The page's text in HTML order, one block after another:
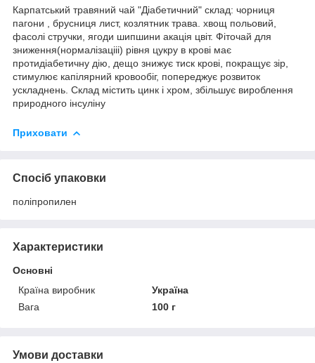
Карпатський травяний чай "Діабетичний" склад: чорниця
пагони , брусниця лист, козлятник трава. хвощ польовий,
фасолі стручки, ягоди шипшини акація цвіт. Фіточай для
зниження(нормалізацііі) рівня цукру в крові має
протидіабетичну дію, дещо знижує тиск крові, покращує зір,
стимулює капілярний кровообіг, попереджує розвиток
ускладнень. Склад містить цинк і хром, збільшує вироблення
природного інсуліну
Приховати
Спосіб упаковки
поліпропилен
Характеристики
Основні
Країна виробник
Україна
Вага
100 г
Умови доставки